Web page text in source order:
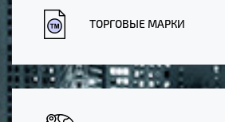
ТОРГОВЫЕ МАРКИ